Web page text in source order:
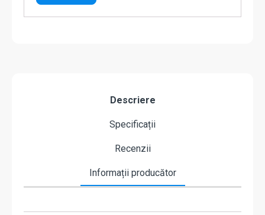
Descriere
Specificații
Recenzii
Informații producător